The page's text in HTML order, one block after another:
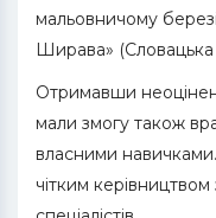
мальовничому
Ширава» (Словацька
Отримавши
мали змогу також
власними
чітким